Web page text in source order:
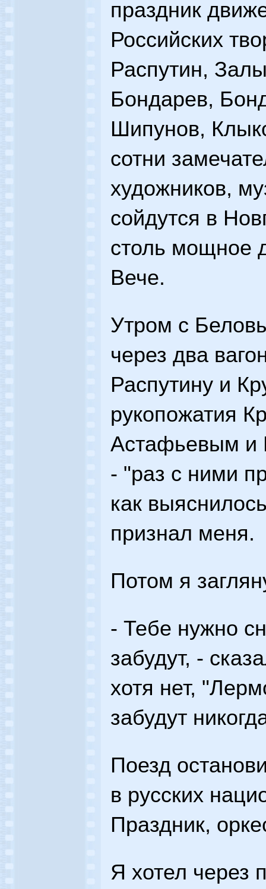
праздник
Российских
Распутин,
Бондарев,
Шипунов,
сотни
художников,
сойдутся в
столь мощное
Вече.
Утром с
через два
Распутину и
рукопожатия
Астафьевым и
- "раз с ними
как
признал меня.
Потом я
- Тебе нужно
забудут, -
хотя нет,
забудут
Поезд
в русских
Праздник,
Я хотел через